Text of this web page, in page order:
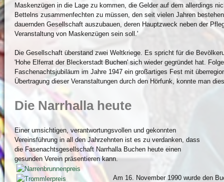
Maskenzügen in die Lage zu kommen, die Gelder auf dem allerdings
Bettelns zusammenfechten zu müssen, den seit vielen Jahren
dauernden Gesellschaft auszubauen, deren Hauptzweck neben der
Veranstaltung von Maskenzügen sein soll.'
Die Gesellschaft überstand zwei Weltkriege. Es spricht für die
'Hohe Elferrat der Bleckerstadt Buchen' sich wieder gegründet hat.
Faschenachtsjubiläum im Jahre 1947 ein großartiges Fest mit
Übertragung dieser Veranstaltungen durch den Hörfunk, konnte man
Die Narrhalla heute
Einer umsichtigen, verantwortungsvollen und gekonnten
Vereinsführung in all den Jahrzehnten ist es zu verdanken, dass
die Fasenachtsgesellschaft Narrhalla Buchen heute einen
gesunden Verein präsentieren kann.
Am 16. November 1990 wurde den